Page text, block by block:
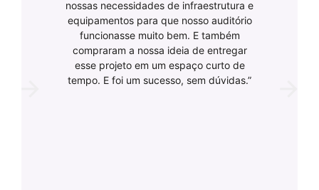
nossas necessidades de infraestrutura e
equipamentos para que nosso auditório
funcionasse muito bem. E também
compraram a nossa ideia de entregar
esse projeto em um espaço curto de
tempo. E foi um sucesso, sem dúvidas.”